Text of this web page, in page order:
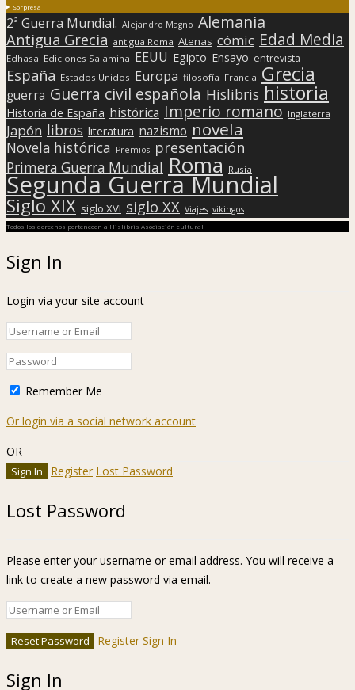
Sorpresa
2ª Guerra Mundial. Alejandro Magno Alemania
Antigua Grecia antigua Roma Atenas cómic Edad Media
Edhasa Ediciones Salamina EEUU Egipto Ensayo entrevista
España Estados Unidos Europa filosofía Francia Grecia
guerra Guerra civil española Hislibris historia
Historia de España histórica Imperio romano Inglaterra
Japón libros literatura nazismo novela
Novela histórica Premios presentación
Primera Guerra Mundial Roma Rusia
Segunda Guerra Mundial
Siglo XIX siglo XVI siglo XX Viajes vikingos
Todos los derechos pertenecen a Hislibris Asociación cultural
Sign In
Login via your site account
Remember Me
Or login via a social network account
OR
Register Lost Password
Lost Password
Please enter your username or email address. You will receive a
link to create a new password via email.
Register Sign In
Sign In